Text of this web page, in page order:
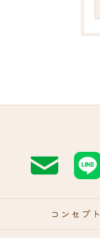
コンセプト